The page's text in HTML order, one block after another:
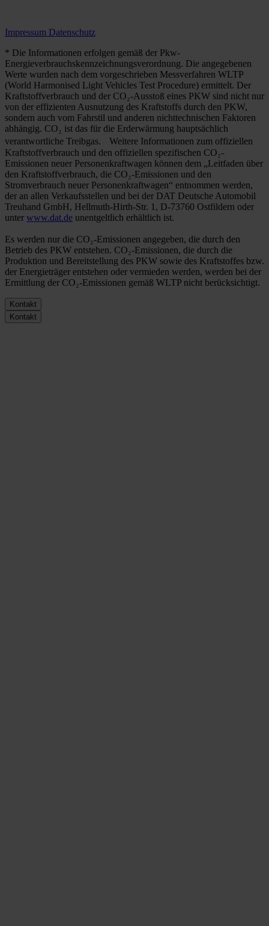
Impressum Datenschutz
* Die Informationen erfolgen gemäß der Pkw-
Energieverbrauchskennzeichnungsverordnung. Die angegebenen
Werte wurden nach dem vorgeschrieben Messverfahren WLTP
(World Harmonised Light Vehicles Test Procedure) ermittelt. Der
Kraftstoffverbrauch und der CO₂-Ausstoß eines PKW sind nicht nur
von der effizienten Ausnutzung des Kraftstoffs durch den PKW,
sondern auch vom Fahrstil und anderen nichttechnischen Faktoren
abhängig. CO₂ ist das für die Erderwärmung hauptsächlich
verantwortliche Treibgas. Weitere Informationen zum offiziellen
Kraftstoffverbrauch und den offiziellen spezifischen CO₂-
Emissionen neuer Personenkraftwagen können dem „Leitfaden über
den Kraftstoffverbrauch, die CO₂-Emissionen und den
Stromverbrauch neuer Personenkraftwagen“ entnommen werden,
der an allen Verkaufsstellen und bei der DAT Deutsche Automobil
Treuhand GmbH, Hellmuth-Hirth-Str. 1, D-73760 Ostfildern oder
unter www.dat.de unentgeltlich erhältlich ist.
Es werden nur die CO₂-Emissionen angegeben, die durch den
Betrieb des PKW entstehen. CO₂-Emissionen, die durch die
Produktion und Bereitstellung des PKW sowie des Kraftstoffes bzw.
der Energieträger entstehen oder vermieden werden, werden bei der
Ermittlung der CO₂-Emissionen gemäß WLTP nicht berücksichtigt.
Kontakt
Kontakt